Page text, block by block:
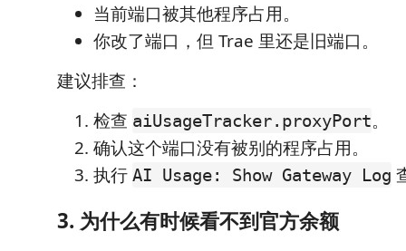
当前端口被其他程序占用。
你改了端口，但 Trae 里还是旧端口。
建议排查：
检查 aiUsageTracker.proxyPort。
确认这个端口没有被别的程序占用。
执行 AI Usage: Show Gateway Log
3. 为什么有时候看不到官方余额